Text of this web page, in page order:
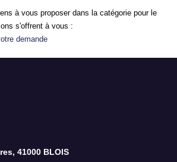
NOS AGENCES
à vous proposer dans la catégorie pour le
s'offrent à vous :
demande
41000 BLOIS